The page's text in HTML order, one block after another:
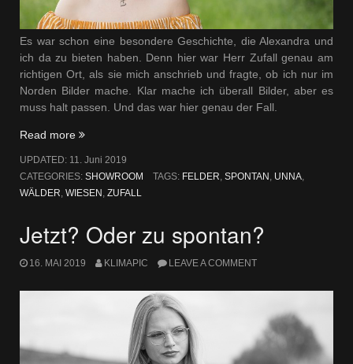
Es war schon eine besondere Geschichte, die Alexandra und
ich da zu bieten haben. Denn hier war Herr Zufall genau am
richtigen Ort, als sie mich anschrieb und fragte, ob ich nur im
Norden Bilder mache. Klar mache ich überall Bilder, aber es
muss halt passen. Und das war hier genau der Fall.
Read more „Gestern
Unna“
UPDATED: 11. Juni 2019
CATEGORIES: SHOWROOM TAGS: FELDER, SPONTAN , UNNA,
WÄLDER, WIESEN , ZUFALL
Jetzt? Oder zu spontan?
16. MAI 2019 KLIMAPIC LEAVE A COMMENT